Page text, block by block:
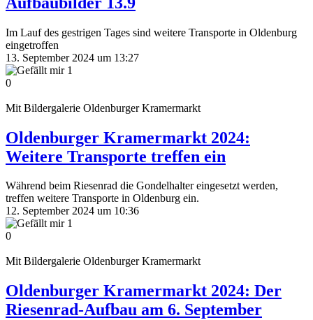
Im Lauf des gestrigen Tages sind weitere Transporte in Oldenburg
eingetroffen
13. September 2024 um 13:27
1
0
Mit Bildergalerie Oldenburger Kramermarkt
Oldenburger Kramermarkt 2024:
Weitere Transporte treffen ein
Während beim Riesenrad die Gondelhalter eingesetzt werden,
treffen weitere Transporte in Oldenburg ein.
12. September 2024 um 10:36
1
0
Mit Bildergalerie Oldenburger Kramermarkt
Oldenburger Kramermarkt 2024: Der
Riesenrad-Aufbau am 6. September